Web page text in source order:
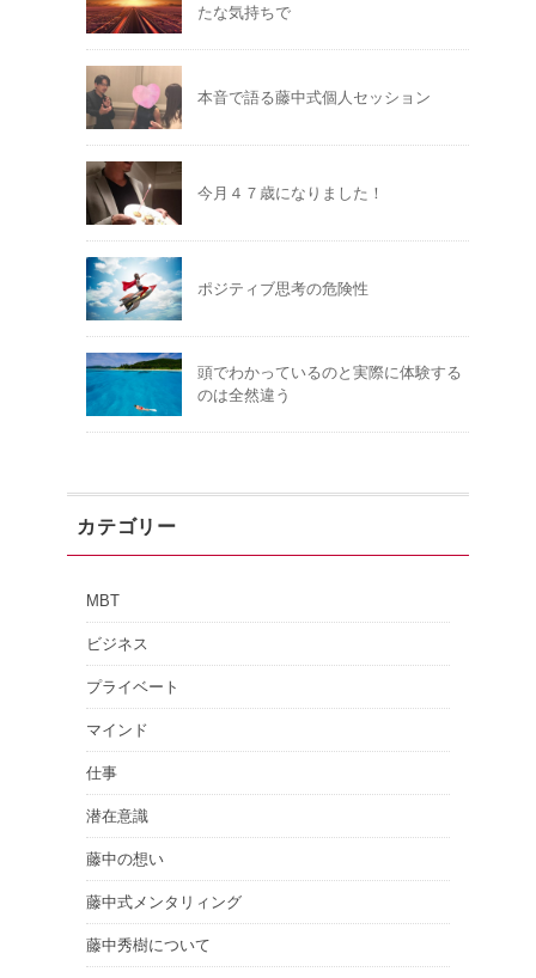
たな気持ちで
本音で語る藤中式個人セッション
今月４７歳になりました！
ポジティブ思考の危険性
頭でわかっているのと実際に体験する
のは全然違う
カテゴリー
MBT
ビジネス
プライベート
マインド
仕事
潜在意識
藤中の想い
藤中式メンタリィング
藤中秀樹について